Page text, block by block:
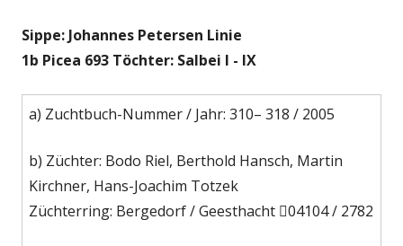
Sippe: Johannes Petersen Linie
1b Picea 693 Töchter: Salbei I - IX
a) Zuchtbuch-Nummer / Jahr: 310– 318 / 2005
b) Züchter: Bodo Riel, Berthold Hansch, Martin
Kirchner, Hans-Joachim Totzek
Züchterring: Bergedorf / Geesthacht 04104 / 2782